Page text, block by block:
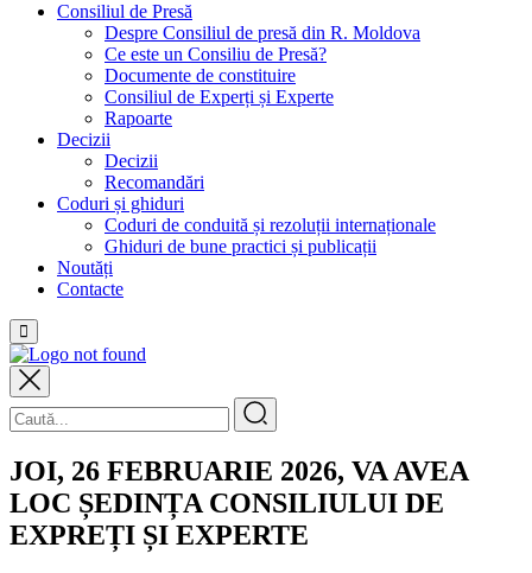
Consiliul de Presă
Despre Consiliul de presă din R. Moldova
Ce este un Consiliu de Presă?
Documente de constituire
Consiliul de Experți și Experte
Rapoarte
Decizii
Decizii
Recomandări
Coduri și ghiduri
Coduri de conduită și rezoluții internaționale
Ghiduri de bune practici și publicații
Noutăți
Contacte
JOI, 26 FEBRUARIE 2026, VA AVEA
LOC ȘEDINȚA CONSILIULUI DE
EXPREȚI ȘI EXPERTE